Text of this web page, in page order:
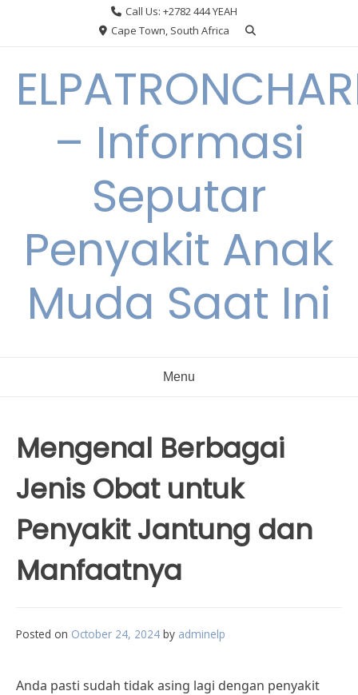
Call Us: +2782 444 YEAH
Cape Town, South Africa
– Informasi
Seputar
Penyakit Anak
Muda Saat Ini
Menu
Mengenal Berbagai
Jenis Obat untuk
Penyakit Jantung dan
Manfaatnya
Posted on October 24, 2024 by adminelp
Anda pasti sudah tidak asing lagi dengan penyakit